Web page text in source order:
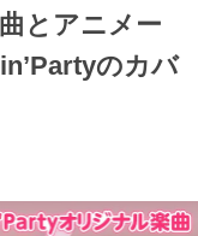
とアニメー
のカバ